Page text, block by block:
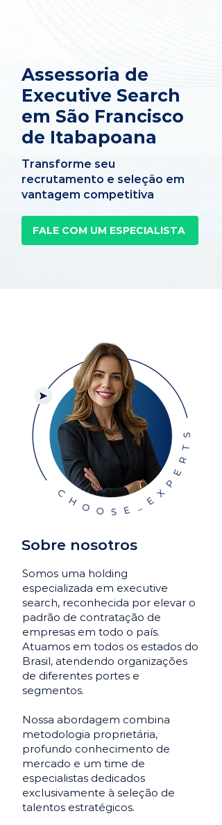
Assessoria de
Executive Search
em São Francisco
de Itabapoana
Transforme seu
recrutamento e seleção em
vantagem competitiva
FALE COM UM ESPECIALISTA
Sobre nosotros
Somos uma holding
especializada em executive
search, reconhecida por elevar o
padrão de contratação de
empresas em todo o país.
Atuamos em todos os estados do
Brasil, atendendo organizações
de diferentes portes e
segmentos.
Nossa abordagem combina
metodologia proprietária,
profundo conhecimento de
mercado e um time de
especialistas dedicados
exclusivamente à seleção de
talentos estratégicos.